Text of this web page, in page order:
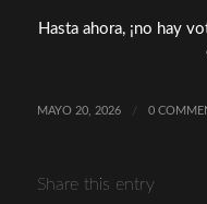
Hasta ahora, ¡no hay
MAYO 20, 2026 / 0
Share this entry